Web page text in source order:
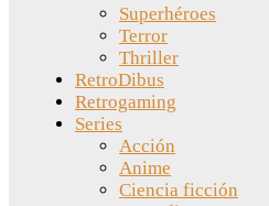
Superhéroes
Terror
Thriller
RetroDibus
Retrogaming
Series
Acción
Anime
Ciencia ficción